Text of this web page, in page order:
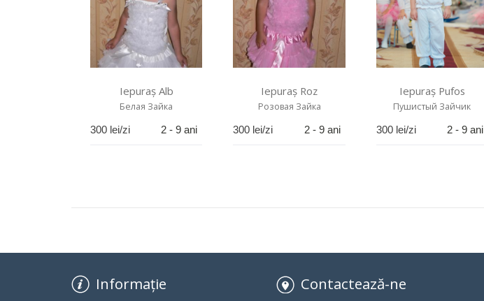
Iepuraș Alb
Белая Зайка
300 lei/zi 2 - 9 ani
Iepuraș Roz
Розовая Зайка
300 lei/zi 2 - 9 ani
Iepuraș Pufos
Пушистый Зайчик
300lei/zi 2 - 9 ani
Informație Contactează-ne